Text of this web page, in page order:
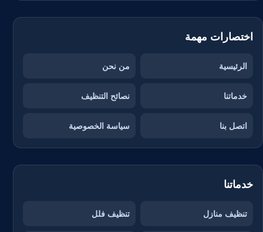
اختصارات مهمة
الرئيسية من نحن
خدماتنا نصائح التنظيف
اتصل بنا سياسة الخصوصية
خدماتنا
تنظيف منازل تنظيف فلل